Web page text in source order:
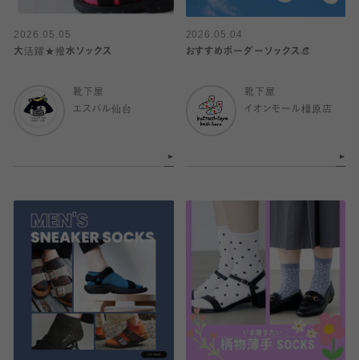
2026.05.05
大活躍★撥水ソックス
靴下屋
エスパル仙台
2026.05.04
おすすめボーダーソックス👒
靴下屋
イオンモール橿原店